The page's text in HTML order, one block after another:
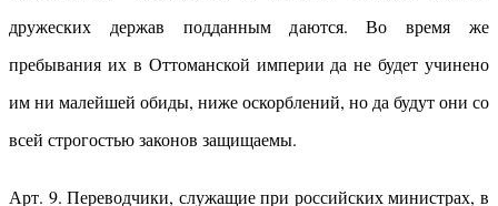
дружеских держав подданным даются. Во время же
пребывания их в Оттоманской империи да не будет учинено
им ни малейшей обиды, ниже оскорблений, но да будут они со
всей строгостью законов защищаемы.
Арт. 9. Переводчики, служащие при российских министрах, в